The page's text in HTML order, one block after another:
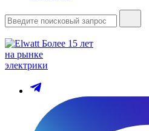
Более 15 лет
на рынке
электрики